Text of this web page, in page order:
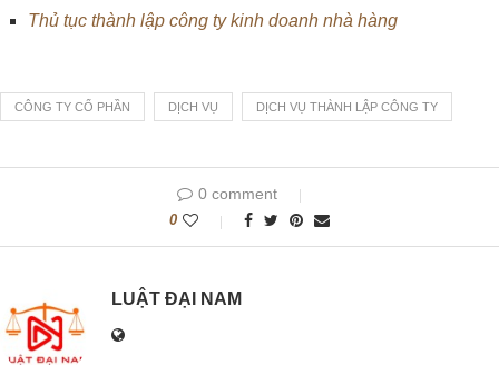
Thủ tục thành lập công ty kinh doanh nhà hàng
CÔNG TY CỔ PHẦN DỊCH VỤ DỊCH VỤ THÀNH LẬP CÔNG TY
0 comment
0
LUẬT ĐẠI NAM